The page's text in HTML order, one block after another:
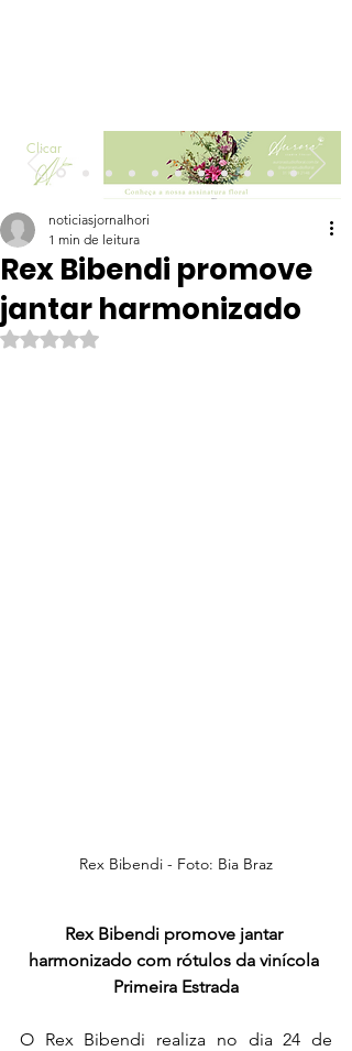
Clicar
Rex Bibendi promove
jantar harmonizado
noticiasjornalhori
1 min de leitura
Avaliado com NaN de 5 estrelas.
Rex Bibendi - Foto: Bia Braz
Rex Bibendi promove jantar
harmonizado com rótulos da vinícola
Primeira Estrada
O Rex Bibendi realiza no dia 24 de